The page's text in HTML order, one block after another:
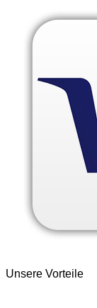
Unsere Vorteile